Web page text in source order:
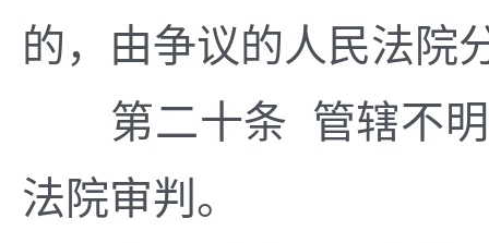
的，由争议的人民法院
第二十条 管辖不明
法院审判。